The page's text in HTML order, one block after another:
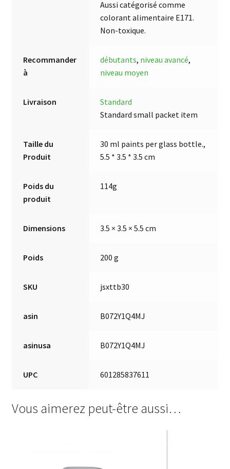
Aussi catégorisé comme
colorant alimentaire E171.
Non-toxique.
Recommander
à
débutants, niveau avancé,
niveau moyen
Livraison
Standard
Standard small packet item
Taille du
Produit
30 ml paints per glass bottle.,
5.5 * 3.5 * 3.5 cm
Poids du
produit
114g
Dimensions 3.5 × 3.5 × 5.5 cm
Poids 200 g
SKU jsxttb30
asin B072Y1Q4MJ
asinusa B072Y1Q4MJ
UPC 601285837611
Vous aimerez peut-être aussi…